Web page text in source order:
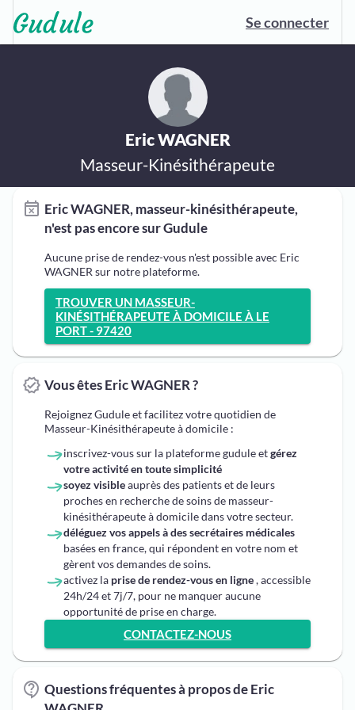
Se connecter
Eric WAGNER
Masseur-Kinésithérapeute
Eric WAGNER, masseur-kinésithérapeute,
n'est pas encore sur Gudule
Aucune prise de rendez-vous n'est possible avec Eric
WAGNER sur notre plateforme.
TROUVER UN MASSEUR-
KINÉSITHÉRAPEUTE À DOMICILE À LE
PORT - 97420
Vous êtes Eric WAGNER ?
Rejoignez Gudule et facilitez votre quotidien de
Masseur-Kinésithérapeute à domicile :
inscrivez-vous sur la plateforme gudule etgérez
votre activité en toute simplicité
soyez visibleauprès des patients et de leurs
proches en recherche de soins de masseur-
kinésithérapeute à domicile dans votre secteur.
déléguez vos appels à des secrétaires médicales
basées en france, qui répondent en votre nom et
gèrent vos demandes de soins.
activez la prise de rendez-vous en ligne, accessible
24h/24 et 7j/7, pour ne manquer aucune
opportunité de prise en charge.
CONTACTEZ-NOUS
Questions fréquentes à propos de Eric